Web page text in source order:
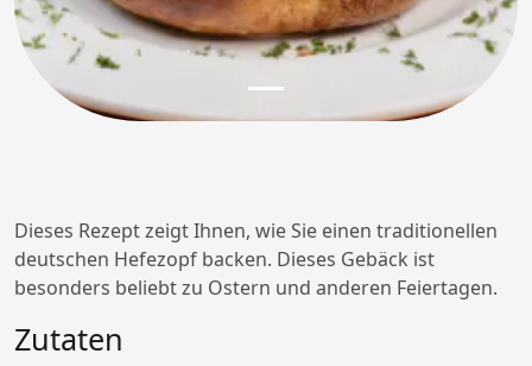
Dieses Rezept zeigt Ihnen, wie Sie einen traditionellen
deutschen Hefezopf backen. Dieses Gebäck ist
besonders beliebt zu Ostern und anderen Feiertagen.
Zutaten